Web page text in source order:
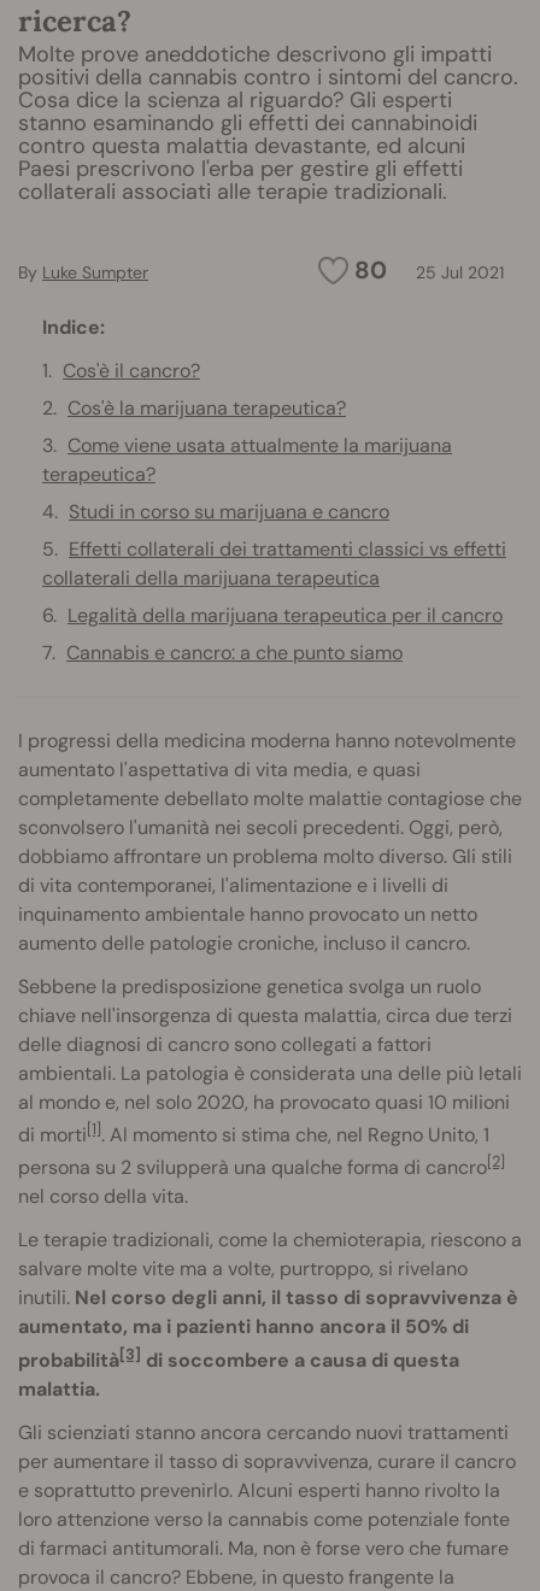
ricerca?
Molte prove aneddotiche descrivono gli impatti
positivi della cannabis contro i sintomi del cancro.
Cosa dice la scienza al riguardo? Gli esperti
stanno esaminando gli effetti dei cannabinoidi
contro questa malattia devastante, ed alcuni
Paesi prescrivono l'erba per gestire gli effetti
collaterali associati alle terapie tradizionali.
80 25 Jul 2021
By Luke Sumpter
Indice:
Cos'è il cancro?
Cos'è la marijuana terapeutica?
Come viene usata attualmente la marijuana
terapeutica?
Studi in corso su marijuana e cancro
Effetti collaterali dei trattamenti classici vs effetti
collaterali della marijuana terapeutica
Legalità della marijuana terapeutica per il cancro
Cannabis e cancro: a che punto siamo
I progressi della medicina moderna hanno notevolmente
aumentato l'aspettativa di vita media, e quasi
completamente debellato molte malattie contagiose che
sconvolsero l'umanità nei secoli precedenti. Oggi, però,
dobbiamo affrontare un problema molto diverso. Gli stili
di vita contemporanei, l'alimentazione e i livelli di
inquinamento ambientale hanno provocato un netto
aumento delle patologie croniche, incluso il cancro.
Sebbene la predisposizione genetica svolga un ruolo
chiave nell'insorgenza di questa malattia, circa due terzi
delle diagnosi di cancro sono collegati a fattori
ambientali. La patologia è considerata una delle più letali
al mondo e, nel solo 2020, ha provocato quasi 10 milioni
di morti[1]. Al momento si stima che, nel Regno Unito, 1
persona su 2 svilupperà una qualche forma di cancro[2]
nel corso della vita.
Le terapie tradizionali, come la chemioterapia, riescono a
salvare molte vite ma a volte, purtroppo, si rivelano
inutili. Nel corso degli anni, il tasso di sopravvivenza è
aumentato, ma i pazienti hanno ancora il 50% di
probabilità[3] di soccombere a causa di questa
malattia.
Gli scienziati stanno ancora cercando nuovi trattamenti
per aumentare il tasso di sopravvivenza, curare il cancro
e soprattutto prevenirlo. Alcuni esperti hanno rivolto la
loro attenzione verso la cannabis come potenziale fonte
di farmaci antitumorali. Ma, non è forse vero che fumare
provoca il cancro? Ebbene, in questo frangente la